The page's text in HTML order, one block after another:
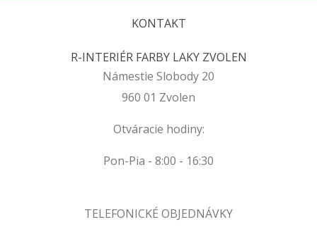
KONTAKT
R-INTERIÉR FARBY LAKY ZVOLEN
Námestie Slobody 20
960 01 Zvolen
Otváracie hodiny:
Pon-Pia - 8:00 - 16:30
TELEFONICKÉ OBJEDNÁVKY